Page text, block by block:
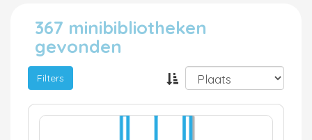
367 minibibliotheken
gevonden
Filters